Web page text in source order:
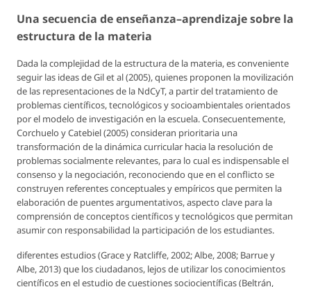
Una secuencia de enseñanza–aprendizaje sobre la
estructura de la materia
Dada la complejidad de la estructura de la materia, es conveniente
seguir las ideas de Gil et al (2005), quienes proponen la movilización
de las representaciones de la NdCyT, a partir del tratamiento de
problemas científicos, tecnológicos y socioambientales orientados
por el modelo de investigación en la escuela. Consecuentemente,
Corchuelo y Catebiel (2005) consideran prioritaria una
transformación de la dinámica curricular hacia la resolución de
problemas socialmente relevantes, para lo cual es indispensable el
consenso y la negociación, reconociendo que en el conflicto se
construyen referentes conceptuales y empíricos que permiten la
elaboración de puentes argumentativos, aspecto clave para la
comprensión de conceptos científicos y tecnológicos que permitan
asumir con responsabilidad la participación de los estudiantes.
diferentes estudios (Grace y Ratcliffe, 2002; Albe, 2008; Barrue y
Albe, 2013) que los ciudadanos, lejos de utilizar los conocimientos
científicos en el estudio de cuestiones sociocientíficas (Beltrán,